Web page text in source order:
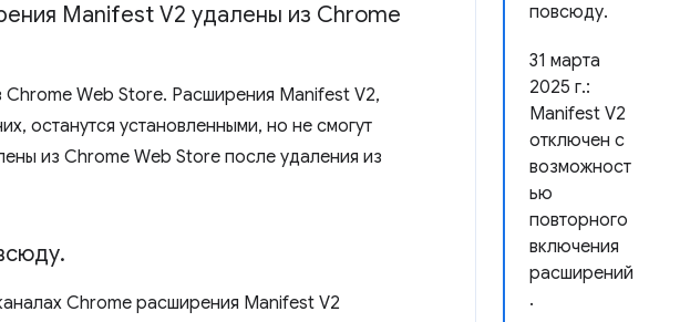
повсюду.
31 марта
2025 г.:
Manifest V2
отключен с
возможност
ью
повторного
включения
расширений
.
Manifest V2 удалены из Chrome
Web Store. Расширения Manifest V2,
останутся установленными, но не смогут
из Chrome Web Store после удаления из
.
Chrome расширения Manifest V2